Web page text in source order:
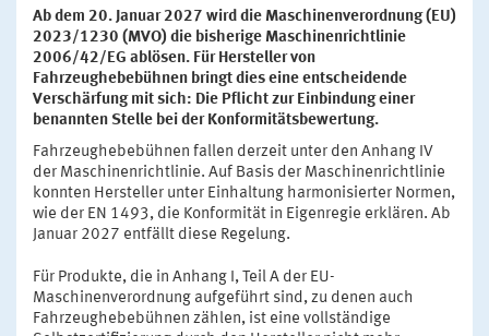
Ab dem 20. Januar 2027 wird die Maschinenverordnung (EU)
2023/1230 (MVO) die bisherige Maschinenrichtlinie
2006/42/EG ablösen. Für Hersteller von
Fahrzeughebebühnen bringt dies eine entscheidende
Verschärfung mit sich: Die Pflicht zur Einbindung einer
benannten Stelle bei der Konformitätsbewertung.
Fahrzeughebebühnen fallen derzeit unter den Anhang IV
der Maschinenrichtlinie. Auf Basis der Maschinenrichtlinie
konnten Hersteller unter Einhaltung harmonisierter Normen,
wie der EN 1493, die Konformität in Eigenregie erklären. Ab
Januar 2027 entfällt diese Regelung.
Für Produkte, die in Anhang I, Teil A der EU-
Maschinenverordnung aufgeführt sind, zu denen auch
Fahrzeughebebühnen zählen, ist eine vollständige